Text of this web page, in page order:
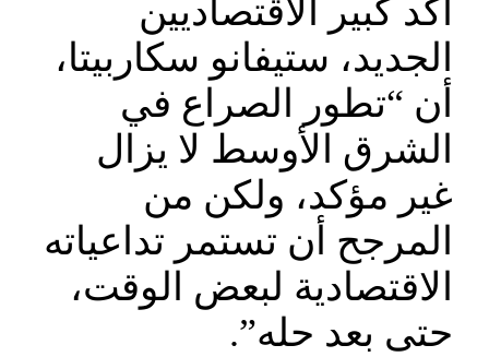
أكد كبير الاقتصاديين
الجديد، ستيفانو سكاربيتا،
أن “تطور الصراع في
الشرق الأوسط لا يزال
غير مؤكد، ولكن من
المرجح أن تستمر تداعياته
الاقتصادية لبعض الوقت،
حتى بعد حله”.